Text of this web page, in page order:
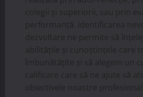
colegii și superiorii, sau prin
performanță. Identificarea
dezvoltare ne permite să
abilitățile și cunoștințele care
îmbunătățite și să alegem un
calificare care să ne ajute să
obiectivele noastre